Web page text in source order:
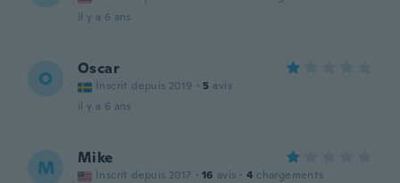
il y a 6 ans
O Oscar
Inscrit depuis 2019 · 5 avis
il y a 6 ans
M Mike
Inscrit depuis 2017 · 16 avis · 4 chargements